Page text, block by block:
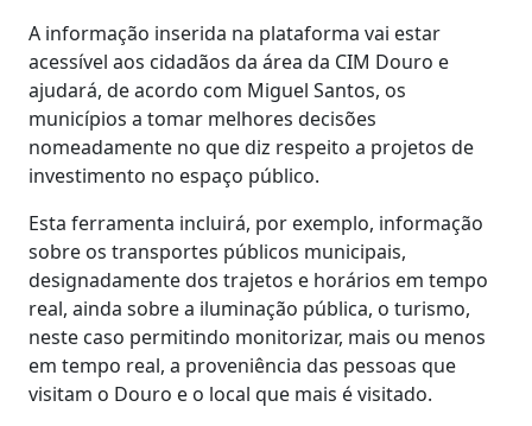
A informação inserida na plataforma vai estar
acessível aos cidadãos da área da CIM Douro e
ajudará, de acordo com Miguel Santos, os
municípios a tomar melhores decisões
nomeadamente no que diz respeito a projetos de
investimento no espaço público.
Esta ferramenta incluirá, por exemplo, informação
sobre os transportes públicos municipais,
designadamente dos trajetos e horários em tempo
real, ainda sobre a iluminação pública, o turismo,
neste caso permitindo monitorizar, mais ou menos
em tempo real, a proveniência das pessoas que
visitam o Douro e o local que mais é visitado.